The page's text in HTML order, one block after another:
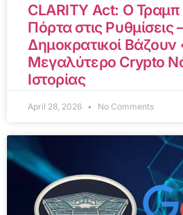
CLARITY Act: Ο Τραμπ
Πόρτα στις Ρυθμίσεις
Δημοκρατικοί
Μεγαλύτερο Crypto
Ιστορίας
April 28, 2026 No Comments